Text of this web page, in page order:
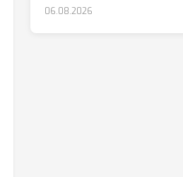
06.08.2026